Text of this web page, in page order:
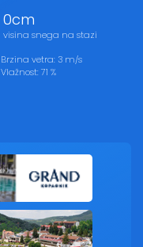
0cm
visina snega na stazi
Brzina vetra: 3 m/s
Vlažnost: 71 %